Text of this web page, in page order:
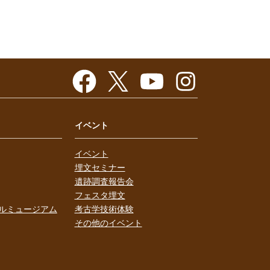
ミュージアム
イベント
イベント
埋文セミナー
遺跡調査報告会
フェスタ埋文
考古学技術体験
その他のイベント